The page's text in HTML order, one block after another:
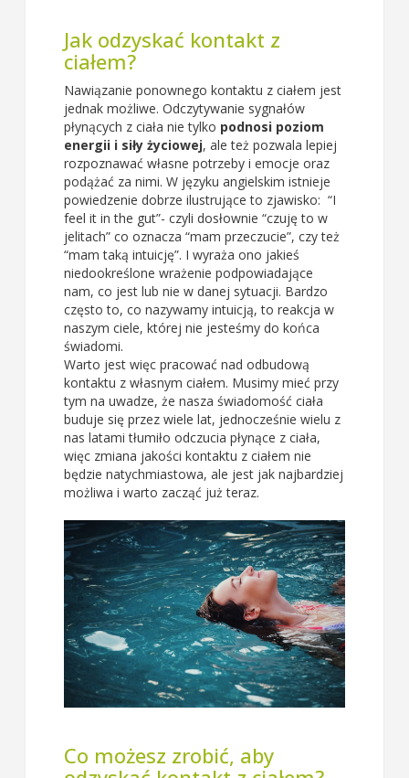
Jak odzyskać kontakt z
ciałem?
Nawiązanie ponownego kontaktu z ciałem jest
jednak możliwe. Odczytywanie sygnałów
płynących z ciała nie tylko podnosi poziom
energii i siły życiowej, ale też pozwala lepiej
rozpoznawać własne potrzeby i emocje oraz
podążać za nimi. W języku angielskim istnieje
powiedzenie dobrze ilustrujące to zjawisko: “I
feel it in the gut”- czyli dosłownie “czuję to w
jelitach” co oznacza “mam przeczucie”, czy też
“mam taką intuicję”. I wyraża ono jakieś
niedookreślone wrażenie podpowiadające
nam, co jest lub nie w danej sytuacji. Bardzo
często to, co nazywamy intuicją, to reakcja w
naszym ciele, której nie jesteśmy do końca
świadomi.
Warto jest więc pracować nad odbudową
kontaktu z własnym ciałem. Musimy mieć przy
tym na uwadze, że nasza świadomość ciała
buduje się przez wiele lat, jednocześnie wielu z
nas latami tłumiło odczucia płynące z ciała,
więc zmiana jakości kontaktu z ciałem nie
będzie natychmiastowa, ale jest jak najbardziej
możliwa i warto zacząć już teraz.
Co możesz zrobić, aby